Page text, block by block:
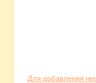
Для добавления